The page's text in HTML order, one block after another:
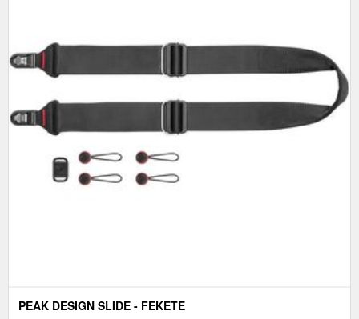
PEAK DESIGN SLIDE - FEKETE